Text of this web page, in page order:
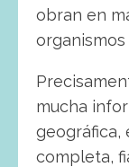
obran en
mucha
geográfica,
completa,